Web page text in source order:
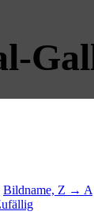
Bildname, Z → A